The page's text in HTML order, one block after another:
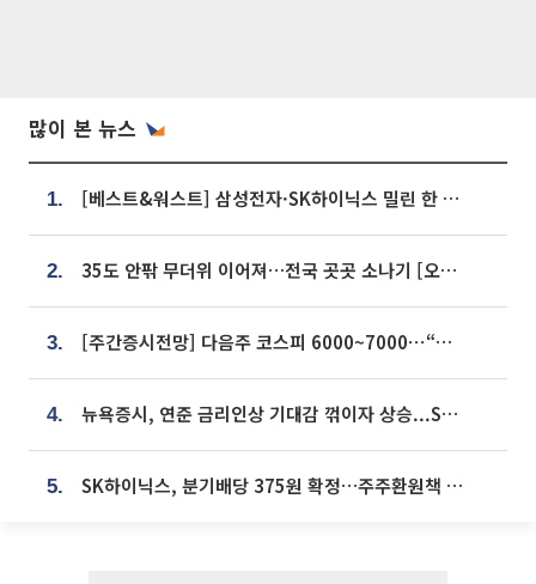
많이 본 뉴스
1. [베스트&워스트] 삼성전자·SK하이닉스 밀린 한 주…상상인증권은 85% 급등
2. 35도 안팎 무더위 이어져…전국 곳곳 소나기 [오늘 날씨]
3. [주간증시전망] 다음주 코스피 6000~7000⋯“外人 수급은 정책이 변수”
4. 뉴욕증시, 연준 금리인상 기대감 꺾이자 상승...S&P500 사상 최고치 [종합]
5. SK하이닉스, 분기배당 375원 확정…주주환원책 9월로 앞당겨 발표